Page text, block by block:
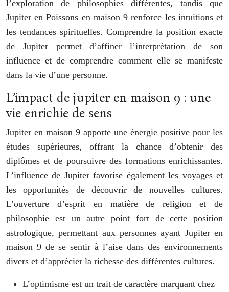
l’exploration de philosophies différentes, tandis que
Jupiter en Poissons en maison 9 renforce les intuitions et
les tendances spirituelles. Comprendre la position exacte
de Jupiter permet d’affiner l’interprétation de son
influence et de comprendre comment elle se manifeste
dans la vie d’une personne.
L’impact de jupiter en maison 9 : une
vie enrichie de sens
Jupiter en maison 9 apporte une énergie positive pour les
études supérieures, offrant la chance d’obtenir des
diplômes et de poursuivre des formations enrichissantes.
L’influence de Jupiter favorise également les voyages et
les opportunités de découvrir de nouvelles cultures.
L’ouverture d’esprit en matière de religion et de
philosophie est un autre point fort de cette position
astrologique, permettant aux personnes ayant Jupiter en
maison 9 de se sentir à l’aise dans des environnements
divers et d’apprécier la richesse des différentes cultures.
L’optimisme est un trait de caractère marquant chez